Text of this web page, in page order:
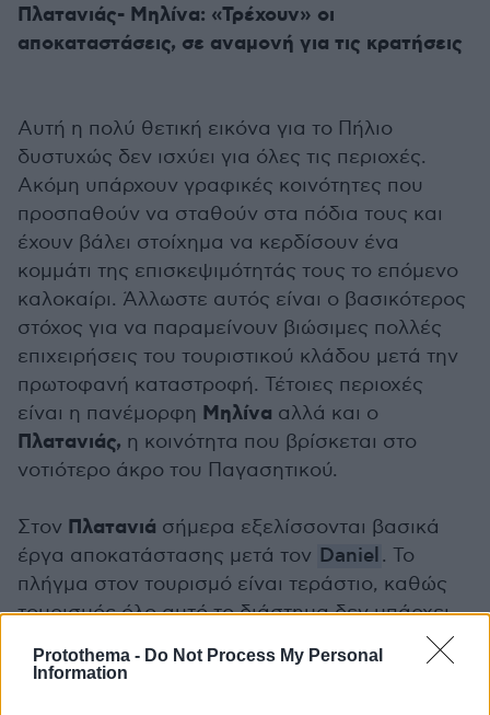
Protothema - Do Not Process My Personal
Information
Πλατανιάς- Μηλίνα: «Τρέχουν» οι
αποκαταστάσεις, σε αναμονή για τις κρατήσεις
Αυτή η πολύ θετική εικόνα για το Πήλιο
δυστυχώς δεν ισχύει για όλες τις περιοχές.
Ακόμη υπάρχουν γραφικές κοινότητες που
προσπαθούν να σταθούν στα πόδια τους και
έχουν βάλει στοίχημα να κερδίσουν ένα
κομμάτι της επισκεψιμότητάς τους το επόμενο
καλοκαίρι. Άλλωστε αυτός είναι ο βασικότερος
στόχος για να παραμείνουν βιώσιμες πολλές
επιχειρήσεις του τουριστικού κλάδου μετά την
πρωτοφανή καταστροφή. Τέτοιες περιοχές
είναι η πανέμορφη Μηλίνα αλλά και ο
Πλατανιάς, η κοινότητα που βρίσκεται στο
νοτιότερο άκρο του Παγασητικού.
Στον Πλατανιά σήμερα εξελίσσονται βασικά
έργα αποκατάστασης μετά τον Daniel. Το
πλήγμα στον τουρισμό είναι τεράστιο, καθώς
τουρισμός όλο αυτό το διάστημα δεν υπάρχει
πρέπει να περάσει με προσοχή το Δέλτα